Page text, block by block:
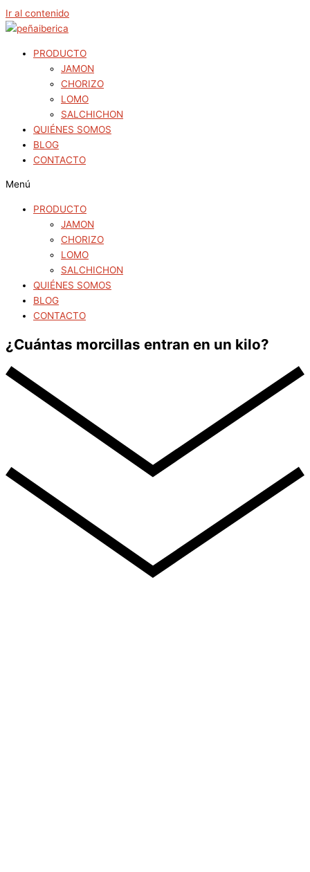
Ir al contenido
PRODUCTO
JAMON
CHORIZO
LOMO
SALCHICHON
QUIÉNES SOMOS
BLOG
CONTACTO
Menú
PRODUCTO
JAMON
CHORIZO
LOMO
SALCHICHON
QUIÉNES SOMOS
BLOG
CONTACTO
¿Cuántas morcillas entran en un kilo?